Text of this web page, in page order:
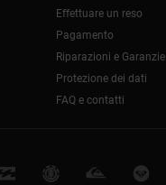
Effettuare un reso
Pagamento
Riparazioni e Garanzie
Protezione dei dati
FAQ e contatti